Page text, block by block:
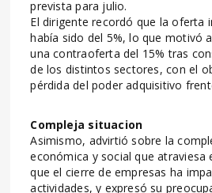
prevista para julio.
El dirigente recordó que la oferta
había sido del 5%, lo que motivó
una contraoferta del 15% tras
de los distintos sectores, con el
pérdida del poder adquisitivo
Compleja situacion
Asimismo, advirtió sobre la
económica y social que atraviesa
que el cierre de empresas ha
actividades, y expresó su